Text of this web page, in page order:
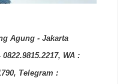
Agung - Jakarta
WA :
Telegram :